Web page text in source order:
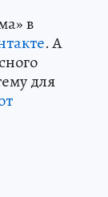
в
. А
для